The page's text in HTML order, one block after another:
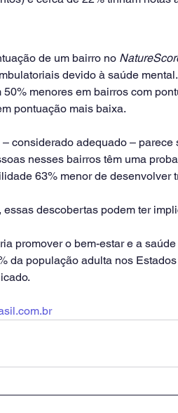
de um bairro no
devido à saúde
menores em bairros com
pontuação mais baixa.
considerado adequado – parece
nesses bairros têm uma
63% menor de desenvolver
descobertas podem ter
promover o bem-estar e a
da população adulta nos